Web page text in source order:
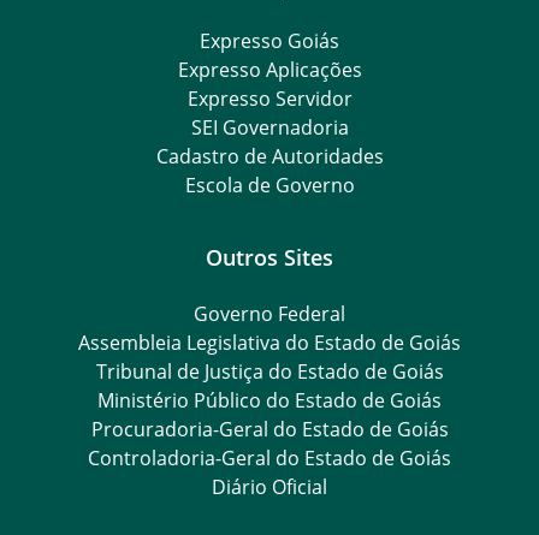
Expresso Goiás
Expresso Aplicações
Expresso Servidor
SEI Governadoria
Cadastro de Autoridades
Escola de Governo
Outros Sites
Governo Federal
Assembleia Legislativa do Estado de Goiás
Tribunal de Justiça do Estado de Goiás
Ministério Público do Estado de Goiás
Procuradoria-Geral do Estado de Goiás
Controladoria-Geral do Estado de Goiás
Diário Oficial